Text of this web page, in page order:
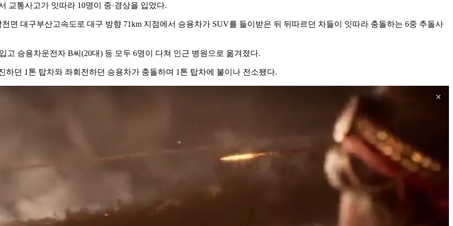
교통사고가 잇따라 10명이 중·경상을 입었다.
면 대구부산고속도로 대구 방향 71km 지점에서 승용차가 SUV를 들이받은 뒤 뒤따르던 차들이 잇따라 충돌하는 6중 추돌사
승용차운전자 B씨(20대) 등 모두 6명이 다쳐 인근 병원으로 옮겨졌다.
던 1톤 탑차와 좌회전하던 승용차가 충돌하며 1톤 탑차에 불이나 전소됐다.